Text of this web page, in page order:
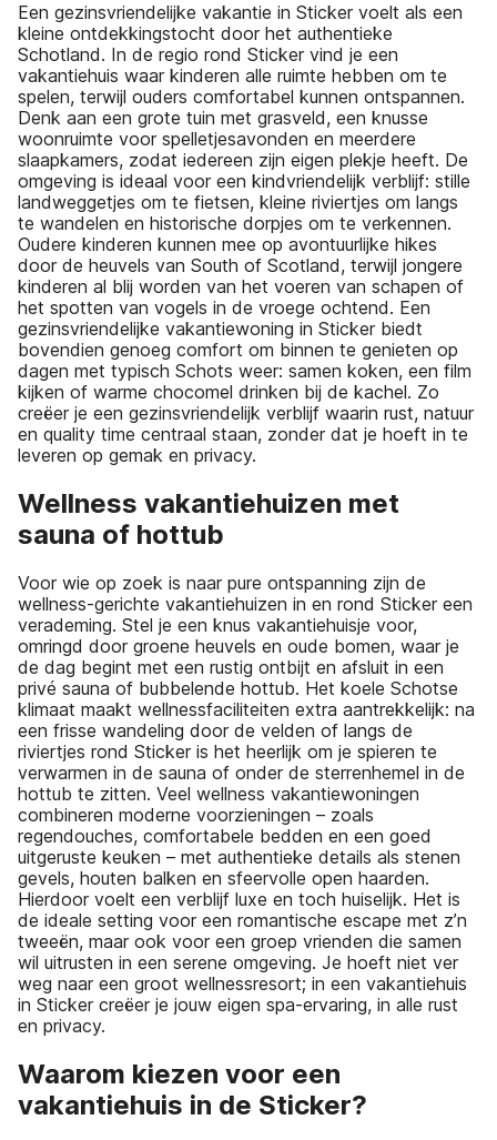
Een gezinsvriendelijke vakantie in Sticker voelt als een
kleine ontdekkingstocht door het authentieke
Schotland. In de regio rond Sticker vind je een
vakantiehuis waar kinderen alle ruimte hebben om te
spelen, terwijl ouders comfortabel kunnen ontspannen.
Denk aan een grote tuin met grasveld, een knusse
woonruimte voor spelletjesavonden en meerdere
slaapkamers, zodat iedereen zijn eigen plekje heeft. De
omgeving is ideaal voor een kindvriendelijk verblijf: stille
landweggetjes om te fietsen, kleine riviertjes om langs
te wandelen en historische dorpjes om te verkennen.
Oudere kinderen kunnen mee op avontuurlijke hikes
door de heuvels van South of Scotland, terwijl jongere
kinderen al blij worden van het voeren van schapen of
het spotten van vogels in de vroege ochtend. Een
gezinsvriendelijke vakantiewoning in Sticker biedt
bovendien genoeg comfort om binnen te genieten op
dagen met typisch Schots weer: samen koken, een film
kijken of warme chocomel drinken bij de kachel. Zo
creëer je een gezinsvriendelijk verblijf waarin rust, natuur
en quality time centraal staan, zonder dat je hoeft in te
leveren op gemak en privacy.
Wellness vakantiehuizen met
sauna of hottub
Voor wie op zoek is naar pure ontspanning zijn de
wellness-gerichte vakantiehuizen in en rond Sticker een
verademing. Stel je een knus vakantiehuisje voor,
omringd door groene heuvels en oude bomen, waar je
de dag begint met een rustig ontbijt en afsluit in een
privé sauna of bubbelende hottub. Het koele Schotse
klimaat maakt wellnessfaciliteiten extra aantrekkelijk: na
een frisse wandeling door de velden of langs de
riviertjes rond Sticker is het heerlijk om je spieren te
verwarmen in de sauna of onder de sterrenhemel in de
hottub te zitten. Veel wellness vakantiewoningen
combineren moderne voorzieningen – zoals
regendouches, comfortabele bedden en een goed
uitgeruste keuken – met authentieke details als stenen
gevels, houten balken en sfeervolle open haarden.
Hierdoor voelt een verblijf luxe en toch huiselijk. Het is
de ideale setting voor een romantische escape met z’n
tweeën, maar ook voor een groep vrienden die samen
wil uitrusten in een serene omgeving. Je hoeft niet ver
weg naar een groot wellnessresort; in een vakantiehuis
in Sticker creëer je jouw eigen spa-ervaring, in alle rust
en privacy.
Waarom kiezen voor een
vakantiehuis in de Sticker?